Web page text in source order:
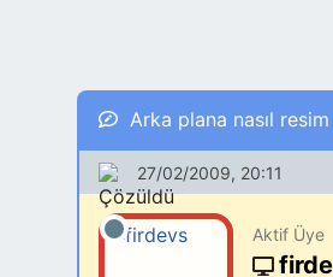
Arka plana nasıl
27/02/2009, 20:11
Aktif Üye